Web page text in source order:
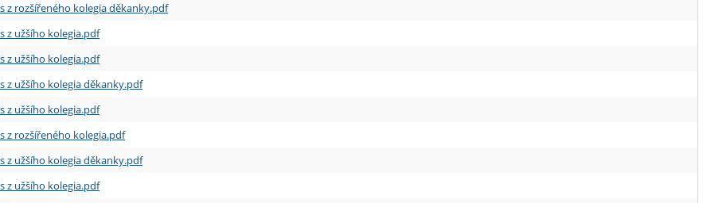
z rozšířeného kolegia děkanky.pdf
z užšího kolegia.pdf
z užšího kolegia.pdf
z užšího kolegia děkanky.pdf
z užšího kolegia.pdf
z rozšířeného kolegia.pdf
z užšího kolegia děkanky.pdf
z užšího kolegia.pdf